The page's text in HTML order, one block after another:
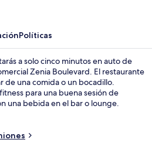
Políticas
a solo cinco minutos en auto de
Zenia Boulevard. El restaurante
de una comida o un bocadillo.
para una buena sesión de
una bebida en el bar o lounge.